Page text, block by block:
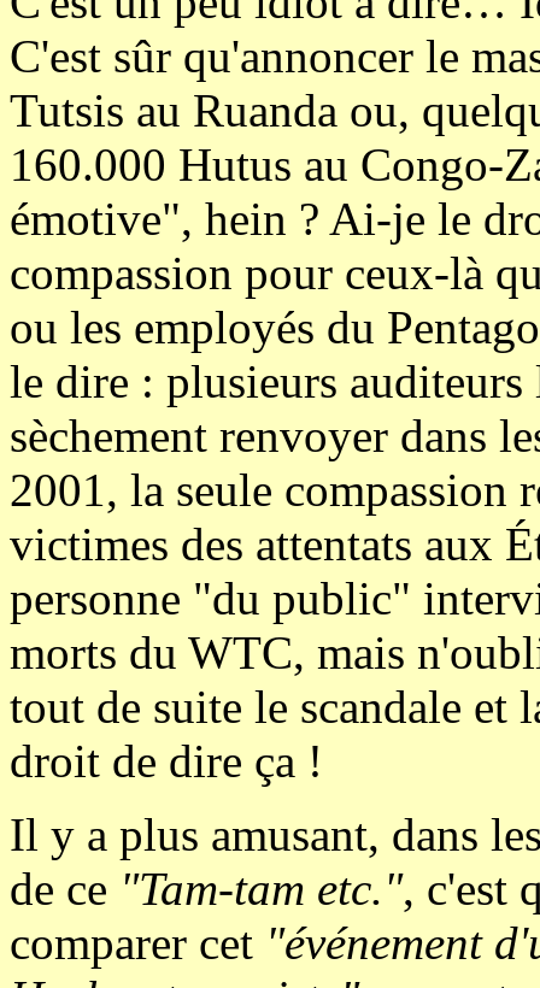
C'est sûr qu'annoncer le
Tutsis au Ruanda ou,
160.000 Hutus au Congo-
émotive", hein ? Ai-je le
compassion pour ceux-là
ou les employés du
le dire : plusieurs auditeurs
sèchement renvoyer dans
2001, la seule compassion
victimes des attentats aux
personne "du public"
morts du WTC, mais
tout de suite le scandale et
droit de dire ça !
Il y a plus amusant, dans
de ce "Tam-tam etc.", c'est
comparer cet "événement